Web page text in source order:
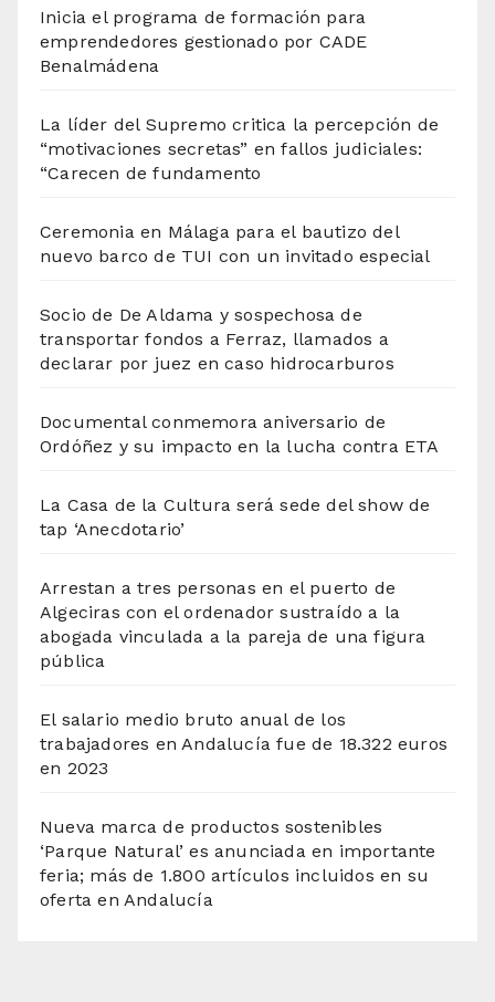
Inicia el programa de formación para
emprendedores gestionado por CADE
Benalmádena
La líder del Supremo critica la percepción de
“motivaciones secretas” en fallos judiciales:
“Carecen de fundamento
Ceremonia en Málaga para el bautizo del
nuevo barco de TUI con un invitado especial
Socio de De Aldama y sospechosa de
transportar fondos a Ferraz, llamados a
declarar por juez en caso hidrocarburos
Documental conmemora aniversario de
Ordóñez y su impacto en la lucha contra ETA
La Casa de la Cultura será sede del show de
tap ‘Anecdotario’
Arrestan a tres personas en el puerto de
Algeciras con el ordenador sustraído a la
abogada vinculada a la pareja de una figura
pública
El salario medio bruto anual de los
trabajadores en Andalucía fue de 18.322 euros
en 2023
Nueva marca de productos sostenibles
‘Parque Natural’ es anunciada en importante
feria; más de 1.800 artículos incluidos en su
oferta en Andalucía